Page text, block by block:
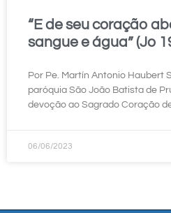
“E de seu coração
sangue e água” (Jo
Por Pe. Martín Antonio Haubert
paróquia São João Batista de
devoção ao Sagrado Coração
06/06/2023